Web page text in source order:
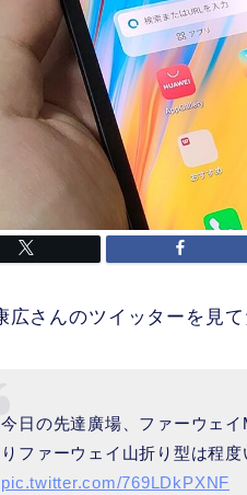
広さんのツイッターを見
今日の先達廣場、ファーウェ
りファーウェイ山折り型は程
pic.twitter.com/769LDkPXNF